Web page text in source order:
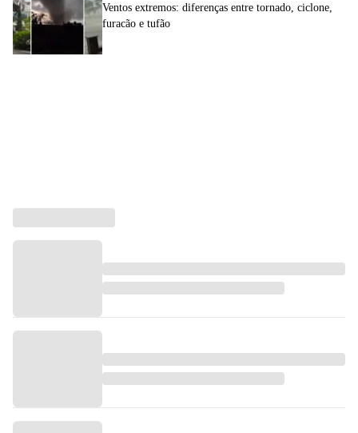
Ventos extremos: diferenças entre tornado, ciclone,
furacão e tufão